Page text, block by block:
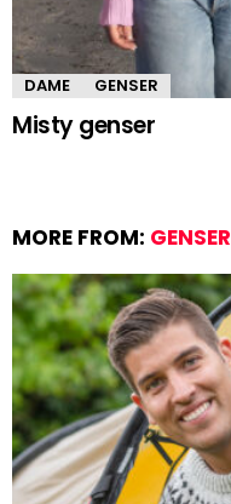
DAME GENSER
Misty genser
MORE FROM: GENSER